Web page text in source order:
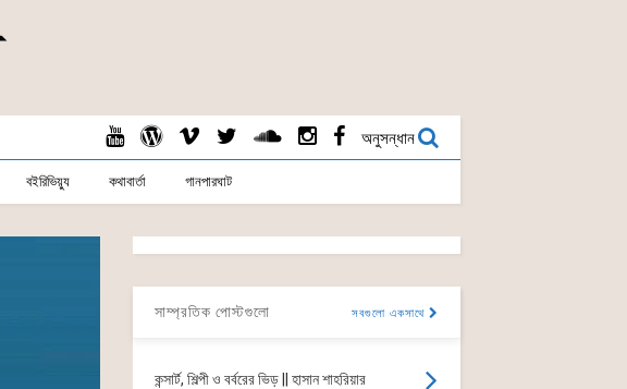
অনুসন্ধান
বইরিভিয়্যু কথাবার্তা গানপারঘাট
সাম্প্রতিক পোস্টগুলো সবগুলো একসাথে
কন্সার্ট, শিল্পী ও বর্বরের ভিড় || হাসান শাহরিয়ার